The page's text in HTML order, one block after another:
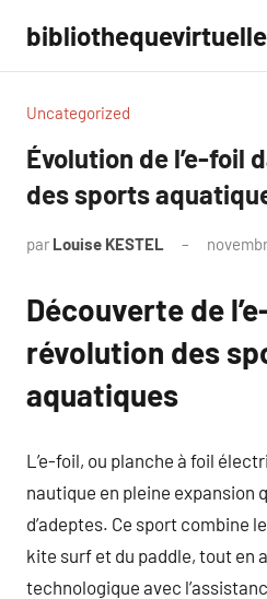
contenu
Uncategorized
Évolution de l’e-foil
des sports
par Louise KESTEL
Découverte de
révolution des
aquatiques
L’e-foil, ou planche à foil
nautique en pleine expansion
d’adeptes. Ce sport combine
kite surf et du paddle, tout en
technologique avec